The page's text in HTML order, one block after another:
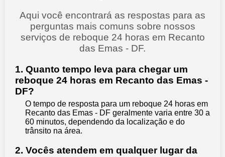
Aqui você encontrará as respostas para as
perguntas mais comuns sobre nossos
serviços de reboque 24 horas em Recanto
das Emas - DF.
1. Quanto tempo leva para chegar um
reboque 24 horas em Recanto das Emas -
DF?
O tempo de resposta para um reboque 24 horas em
Recanto das Emas - DF geralmente varia entre 30 a
60 minutos, dependendo da localização e do
trânsito na área.
2. Vocês atendem em qualquer lugar da